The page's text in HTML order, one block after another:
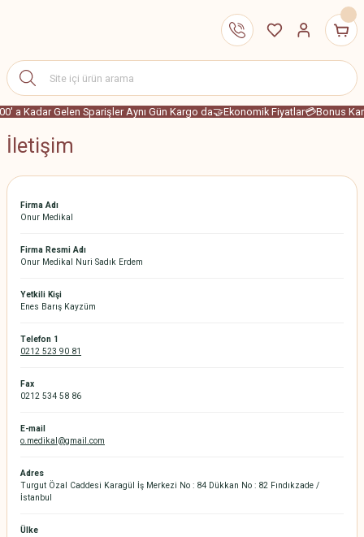
a Kadar Gelen Sparişler Aynı Gün Kargo da🤝Ekonomik Fiyatlar💳Bonus
İletişim
Firma Adı
Onur Medikal
Firma Resmi Adı
Onur Medikal Nuri Sadık Erdem
Yetkili Kişi
Enes Barış Kayzüm
Telefon 1
0212 523 90 81
Fax
0212 534 58 86
E-mail
o.medikal@gmail.com
Adres
Turgut Özal Caddesi Karagül İş Merkezi No : 84 Dükkan No : 82 Fındıkzade /
İstanbul
Ülke